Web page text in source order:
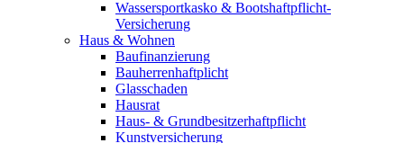
Wassersportkasko & Bootshaftpflicht-
Versicherung
Haus & Wohnen
Baufinanzierung
Bauherrenhaftplicht
Glasschaden
Hausrat
Haus- & Grundbesitzerhaftpflicht
Kunstversicherung